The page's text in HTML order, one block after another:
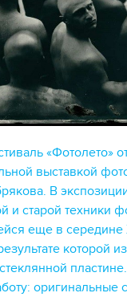
«Фотолето»
выставкой
В
и старой техники
еще в середине
которой
оригинальные